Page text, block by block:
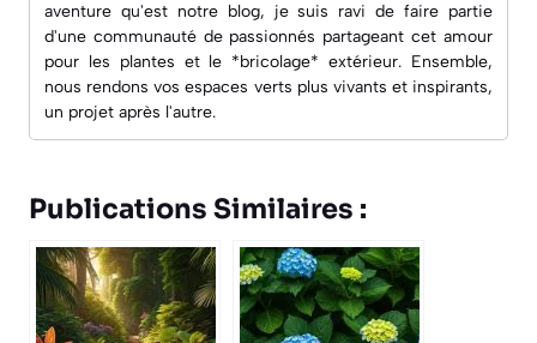
aventure qu'est notre blog, je suis ravi de faire partie
d'une communauté de passionnés partageant cet amour
pour les plantes et le *bricolage* extérieur. Ensemble,
nous rendons vos espaces verts plus vivants et inspirants,
un projet après l'autre.
Publications Similaires :